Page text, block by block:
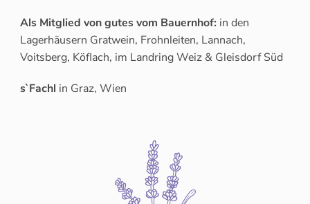
Als Mitglied von gutes vom Bauernhof: in den
Lagerhäusern Gratwein, Frohnleiten, Lannach,
Voitsberg, Köflach, im Landring Weiz & Gleisdorf Süd
s`Fachl in Graz, Wien